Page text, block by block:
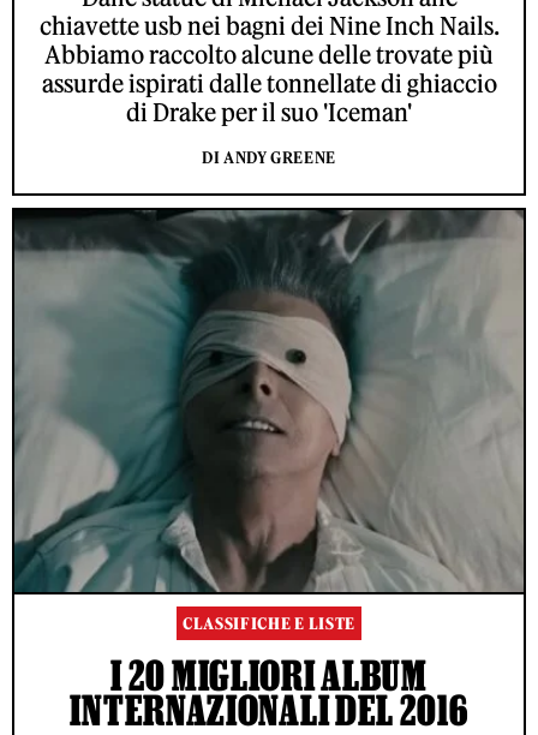
chiavette usb nei bagni dei Nine Inch Nails.
Abbiamo raccolto alcune delle trovate più
assurde ispirati dalle tonnellate di ghiaccio
di Drake per il suo 'Iceman'
DI ANDY GREENE
CLASSIFICHE E LISTE
I 20 MIGLIORI ALBUM
INTERNAZIONALI DEL 2016